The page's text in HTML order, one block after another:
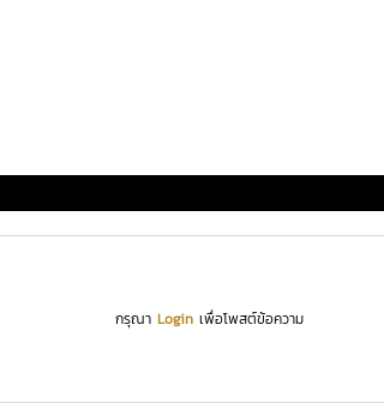
กรุณา Loginเพื่อโพสต์ข้อความ